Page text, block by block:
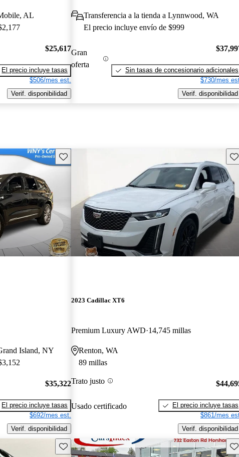
AL
$25,617
El precio incluye tasas
$506/mes est.
Verif. disponibilidad
Transferencia a la tienda a Lynnwood, WA
El precio incluye envío de $999
Gran
oferta
Sin tasas de concesionario adicionales
$730/mes
Verif. disponibilidad
Guarda este Aviso
Island, NY
$35,322
El precio incluye tasas
$692/mes est.
Verif. disponibilidad
2023 Cadillac XT6
Premium Luxury AWD 14,745 millas
Renton, WA
89 millas
Trato justo
Usado certificado
El precio incluye tasas
$861/mes
Verif. disponibilidad
Guarda este Aviso